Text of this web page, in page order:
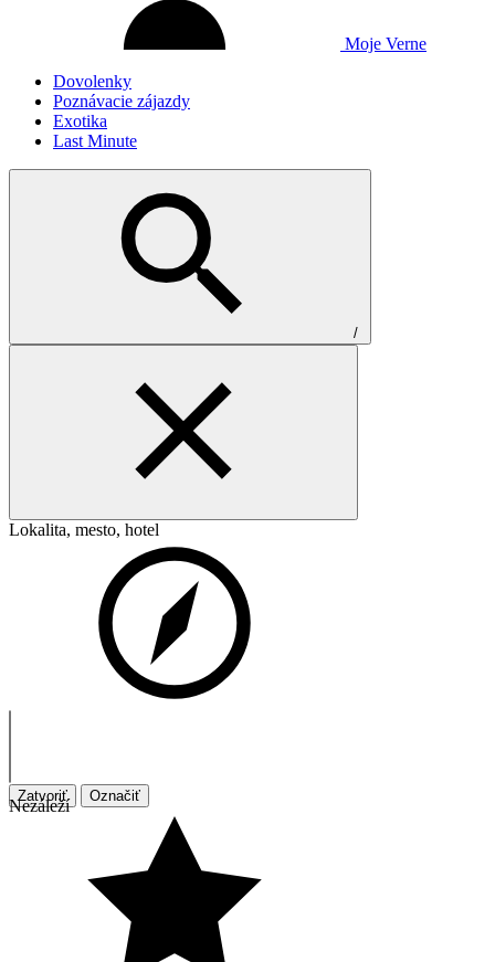
Moje Verne
Dovolenky
Poznávacie zájazdy
Exotika
Last Minute
/
Lokalita, mesto, hotel
Zatvoriť Označiť
Nezáleží